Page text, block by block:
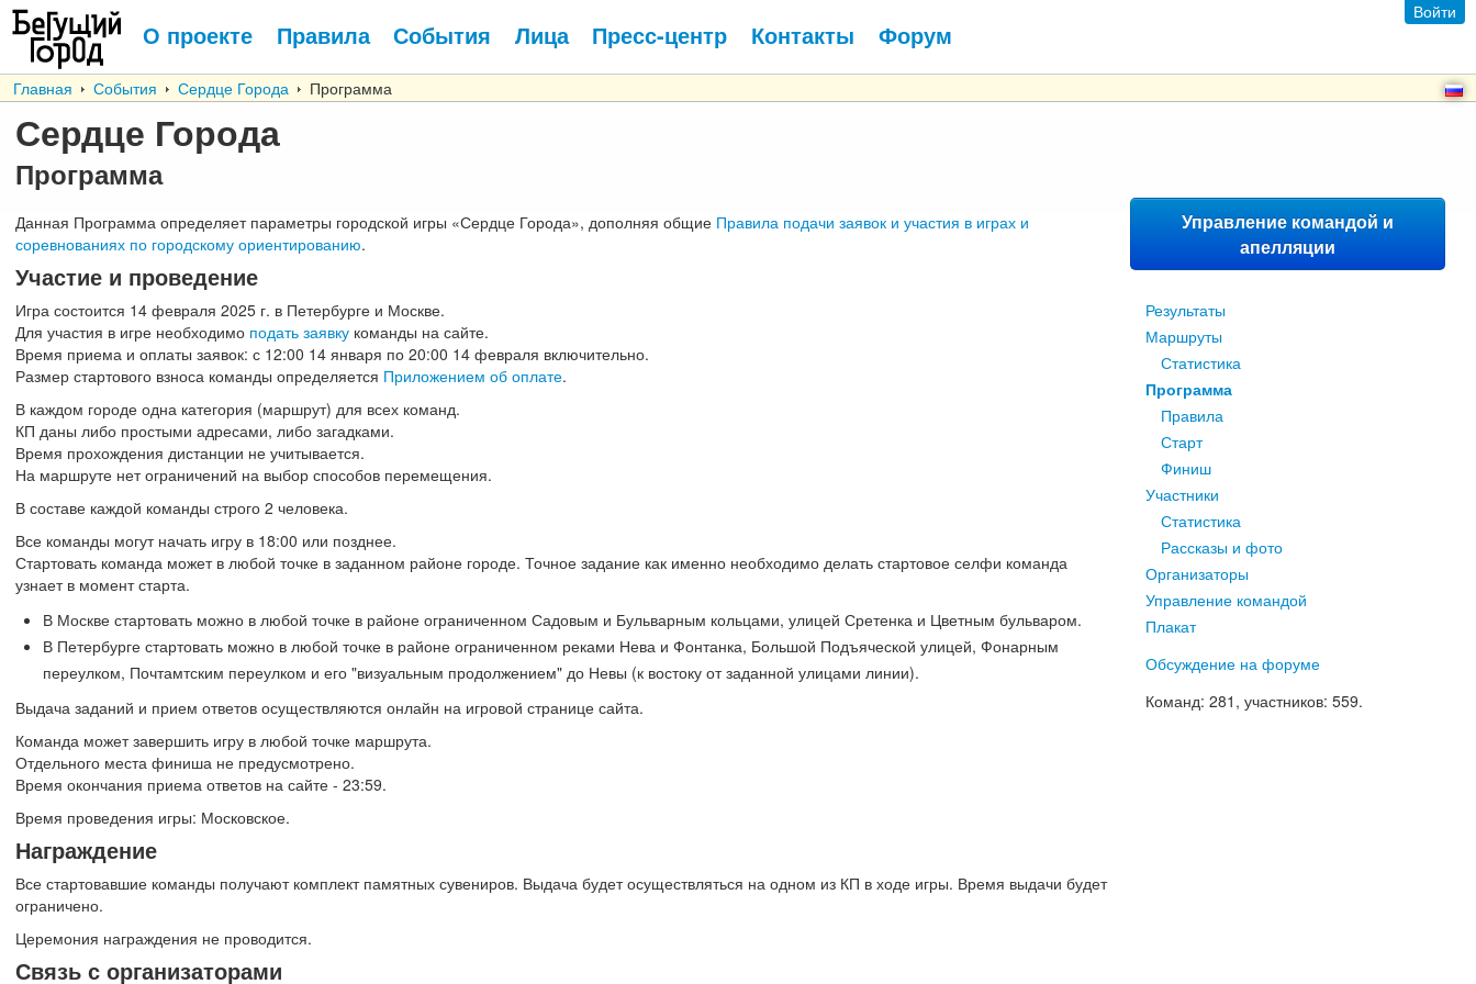
Войти
О проекте Правила События Лица Пресс-центр Контакты Форум
Главная События Сердце Города Программа
Сердце Города
Программа
Управление командой и
апелляции
Результаты
Маршруты
Статистика
Программа
Правила
Старт
Финиш
Участники
Статистика
Рассказы и фото
Организаторы
Управление командой
Плакат
Обсуждение на форуме
Команд: 281, участников: 559.
Данная Программа определяет параметры городской игры «Сердце Города», дополняя общие Правила подачи заявок и участия в играх и
соревнованиях по городскому ориентированию.
Участие и проведение
Игра состоится 14 февраля 2025 г. в Петербурге и Москве.
Для участия в игре необходимо подать заявку команды на сайте.
Время приема и оплаты заявок: с 12:00 14 января по 20:00 14 февраля включительно.
Размер стартового взноса команды определяется Приложением об оплате.
В каждом городе одна категория (маршрут) для всех команд.
КП даны либо простыми адресами, либо загадками.
Время прохождения дистанции не учитывается.
На маршруте нет ограничений на выбор способов перемещения.
В составе каждой команды строго 2 человека.
Все команды могут начать игру в 18:00 или позднее.
Стартовать команда может в любой точке в заданном районе городе. Точное задание как именно необходимо делать стартовое селфи команда
узнает в момент старта.
В Москве стартовать можно в любой точке в районе ограниченном Садовым и Бульварным кольцами, улицей Сретенка и Цветным бульваром.
В Петербурге стартовать можно в любой точке в районе ограниченном реками Нева и Фонтанка, Большой Подъяческой улицей, Фонарным
переулком, Почтамтским переулком и его "визуальным продолжением" до Невы (к востоку от заданной улицами линии).
Выдача заданий и прием ответов осуществляются онлайн на игровой странице сайта.
Команда может завершить игру в любой точке маршрута.
Отдельного места финиша не предусмотрено.
Время окончания приема ответов на сайте - 23:59.
Время проведения игры: Московское.
Награждение
Все стартовавшие команды получают комплект памятных сувениров. Выдача будет осуществляться на одном из КП в ходе игры. Время выдачи будет
ограничено.
Церемония награждения не проводится.
Связь с организаторами